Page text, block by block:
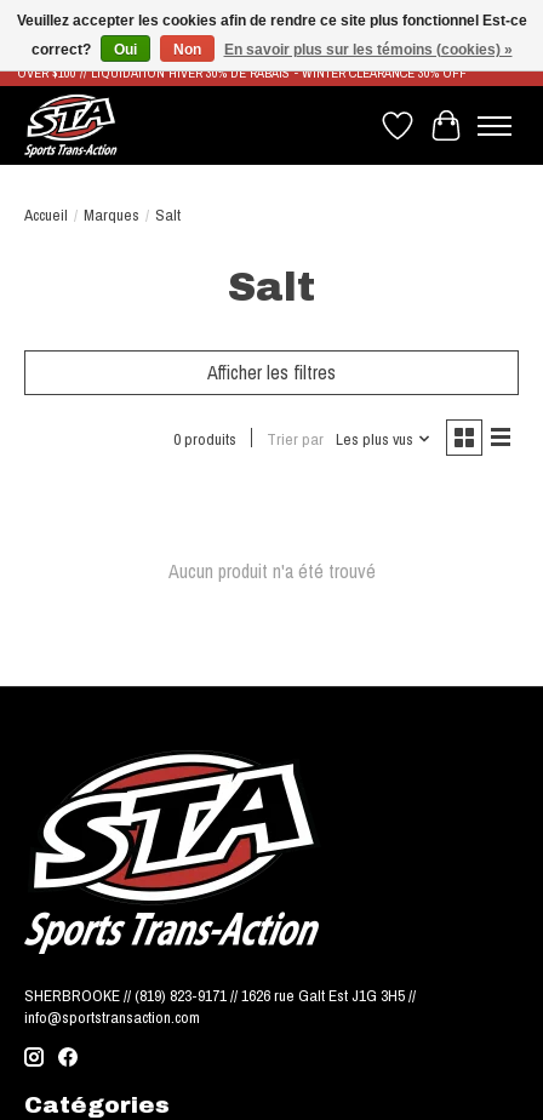
LIVRAISON RAPIDE ET GRATUITE À PARTIR DE 100$ - FAST & FREE SHIPPING ON ORDERS
OVER $100 // LIQUIDATION HIVER 30% DE RABAIS - WINTER CLEARANCE 30% OFF
Liste de souhaits
Panier
Accueil / Marques / Salt
Salt
Afficher les filtres
0 produits Trier par Les plus vus
Aucun produit n'a été trouvé
SHERBROOKE // (819) 823-9171 // 1626 rue Galt Est J1G 3H5 //
info@sportstransaction.com
Catégories
Veuillez accepter les cookies afin de rendre ce site plus fonctionnel Est-ce
correct?
Oui Non En savoir plus sur les témoins (cookies) »